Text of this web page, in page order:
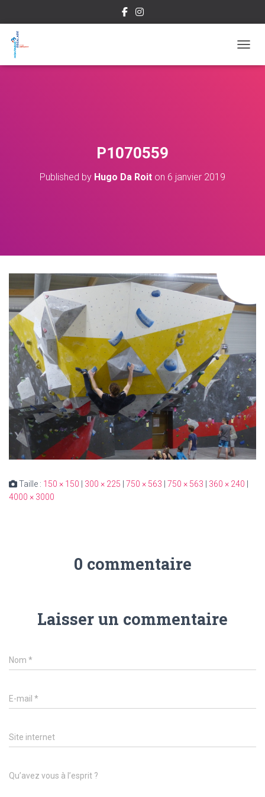
P1070559
Published by Hugo Da Roit on 6 janvier 2019
Taille : 150 × 150 | 300 × 225 | 750 × 563 | 750 × 563 | 360 × 240 |
4000 × 3000
0 commentaire
Laisser un commentaire
Nom *
E-mail *
Site internet
Qu’avez vous à l’esprit ?